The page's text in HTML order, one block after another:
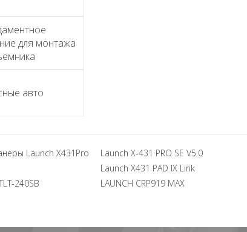
для монтажа
авто
Launch X431Pro Launch X-431 PRO SE V5.0
Launch X431 PAD IX Link
240SB
LAUNCH CRP919 MAX